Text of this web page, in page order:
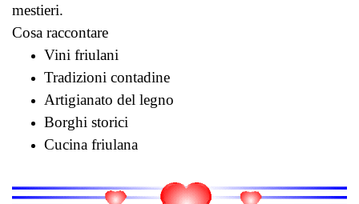
mestieri.
Cosa raccontare
Vini friulani
Tradizioni contadine
Artigianato del legno
Borghi storici
Cucina friulana